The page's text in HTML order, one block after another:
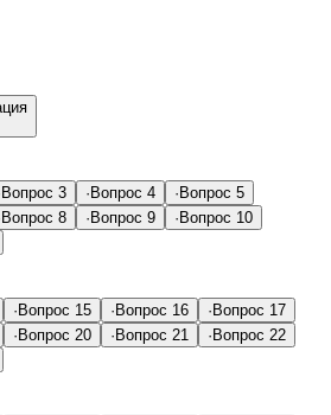
Вопрос 3 · Вопрос 4 · Вопрос 5
Вопрос 8 · Вопрос 9 · Вопрос 10
· Вопрос 15 · Вопрос 16 · Вопрос 17
· Вопрос 20 · Вопрос 21 · Вопрос 22